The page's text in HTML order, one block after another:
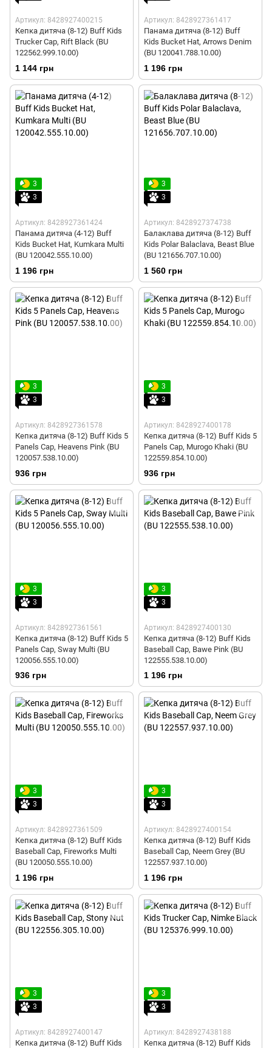
Артикул: 8428927400215
Кепка дитяча (8-12) Buff Kids
Trucker Cap, Rift Black (BU
122562.999.10.00)
1 144 грн
Артикул: 8428927361417
Панама дитяча (8-12) Buff
Kids Bucket Hat, Arrows Denim
(BU 120041.788.10.00)
1 196 грн
3
3
Артикул: 8428927361424
Панама дитяча (4-12) Buff
Kids Bucket Hat, Kumkara Multi
(BU 120042.555.10.00)
1 196 грн
3
3
Артикул: 8428927374738
Балаклава дитяча (8-12) Buff
Kids Polar Balaclava, Beast Blue
(BU 121656.707.10.00)
1 560 грн
3
3
Артикул: 8428927361578
Кепка дитяча (8-12) Buff Kids 5
Panels Cap, Heavens Pink (BU
120057.538.10.00)
936 грн
3
3
Артикул: 8428927400178
Кепка дитяча (8-12) Buff Kids 5
Panels Cap, Murogo Khaki (BU
122559.854.10.00)
936 грн
3
3
Артикул: 8428927361561
Кепка дитяча (8-12) Buff Kids 5
Panels Cap, Sway Multi (BU
120056.555.10.00)
936 грн
3
3
Артикул: 8428927400130
Кепка дитяча (8-12) Buff Kids
Baseball Cap, Bawe Pink (BU
122555.538.10.00)
1 196 грн
3
3
Артикул: 8428927361509
Кепка дитяча (8-12) Buff Kids
Baseball Cap, Fireworks Multi
(BU 120050.555.10.00)
1 196 грн
3
3
Артикул: 8428927400154
Кепка дитяча (8-12) Buff Kids
Baseball Cap, Neem Grey (BU
122557.937.10.00)
1 196 грн
3
3
Артикул: 8428927400147
Кепка дитяча (8-12) Buff Kids
3
3
Артикул: 8428927438188
Кепка дитяча (8-12) Buff Kids